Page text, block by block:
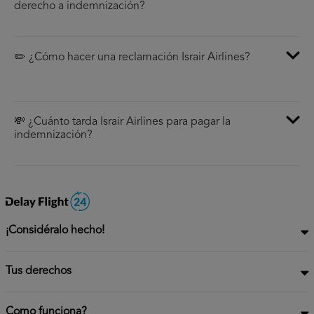
derecho a indemnización?
✏️ ¿Cómo hacer una reclamación Israir Airlines?
💸 ¿Cuánto tarda Israir Airlines para pagar la
indemnización?
¡Considéralo hecho!
Tus derechos